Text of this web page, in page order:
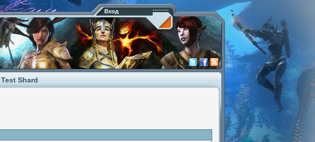
Вход
Shard